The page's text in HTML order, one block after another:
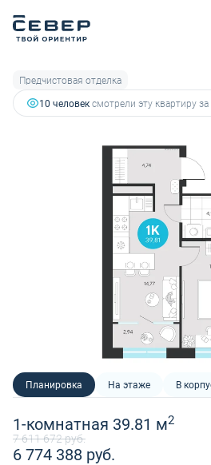
1-комнатная
Ипотекаот 23 713 руб.
Предчистовая отделка
10 человексмотрели эту квартиру за
Планировка На этаже В
1-комнатная 39.81 м2
7 611 672 руб.
6 774 388 руб.